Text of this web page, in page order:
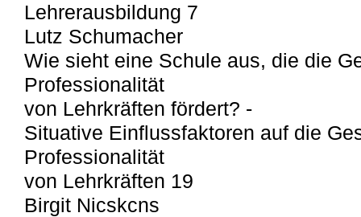
Lehrerausbildung 7
Lutz Schumacher
Wie sieht eine Schule aus, die die
Professionalität
von Lehrkräften fördert? -
Situative Einflussfaktoren auf die
Professionalität
von Lehrkräften 19
Birgit Nicskcns